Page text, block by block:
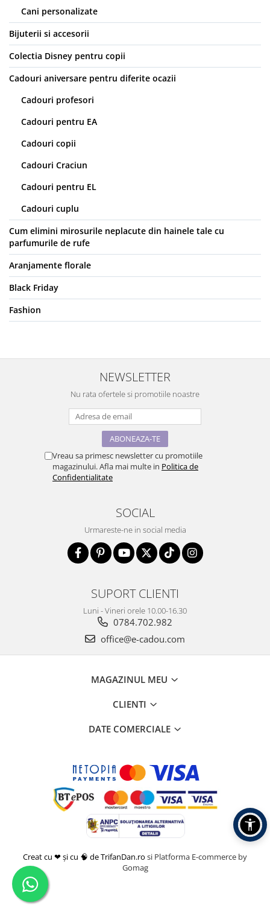
Cani personalizate
Bijuterii si accesorii
Colectia Disney pentru copii
Cadouri aniversare pentru diferite ocazii
Cadouri profesori
Cadouri pentru EA
Cadouri copii
Cadouri Craciun
Cadouri pentru EL
Cadouri cuplu
Cum elimini mirosurile neplacute din hainele tale cu
parfumurile de rufe
Aranjamente florale
Black Friday
Fashion
NEWSLETTER
Nu rata ofertele si promotiile noastre
Vreau sa primesc newsletter cu promotiile
magazinului. Afla mai multe in Politica de
Confidentialitate
SOCIAL
Urmareste-ne in social media
SUPORT CLIENTI
Luni - Vineri orele 10.00-16.30
0784.702.982
office@e-cadou.com
MAGAZINUL MEU
CLIENTI
DATE COMERCIALE
Creat cu ❤ și cu 🧠 de TrifanDan.ro si Platforma E-commerce by
Gomag